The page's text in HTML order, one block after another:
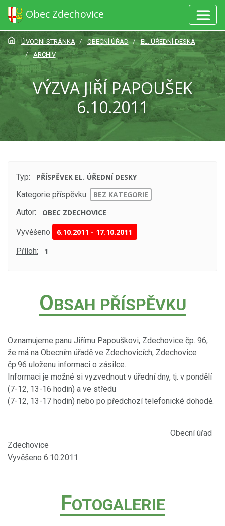
Obec Zdechovice
ÚVODNÍ STRÁNKA OBECNÍ ÚŘAD
EL. ÚŘEDNÍ DESKA
ARCHIV
VÝZVA JIŘÍ PAPOUŠEK
6.10.2011
Typ:
PŘÍSPĚVEK EL. ÚŘEDNÍ DESKY
Kategorie příspěvku:
BEZ KATEGORIE
Autor:
OBEC ZDECHOVICE
Vyvěšeno 6.10.2011 - 17.10.2011
Příloh: 1
OBSAH PŘÍSPĚVKU
Oznamujeme panu Jiřímu Papouškovi, Zdechovice čp. 96,
že má na Obecním úřadě ve Zdechovicích, Zdechovice
čp.96 uloženu informaci o zásilce.
Informaci je možné si vyzvednout v úřední dny, tj. v pondělí
(7-12, 13-16 hodin) a ve středu
(7-12, 13-17 hodin) nebo po předchozí telefonické dohodě.
Obecní úřad
Zdechovice
Vyvěšeno 6.10.2011
FOTOGALERIE